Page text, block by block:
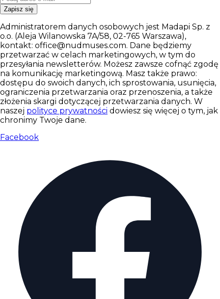
Zapisz się
Administratorem danych osobowych jest Madapi Sp. z
o.o. (Aleja Wilanowska 7A/58, 02-765 Warszawa),
kontakt: office@nudmuses.com. Dane będziemy
przetwarzać w celach marketingowych, w tym do
przesyłania newsletterów. Możesz zawsze cofnąć zgodę
na komunikację marketingową. Masz także prawo:
dostępu do swoich danych, ich sprostowania, usunięcia,
ograniczenia przetwarzania oraz przenoszenia, a także
złożenia skargi dotyczącej przetwarzania danych. W
naszej polityce prywatności dowiesz się więcej o tym, jak
chronimy Twoje dane.
Facebook